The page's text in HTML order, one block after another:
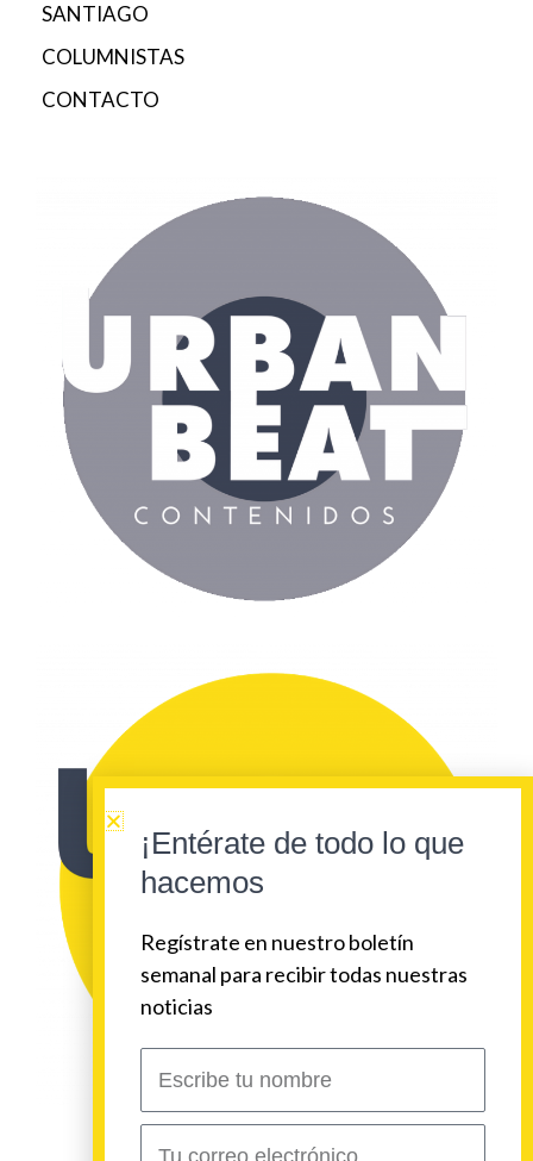
SANTIAGO
COLUMNISTAS
CONTACTO
¡Entérate de todo lo que
hacemos
Regístrate en nuestro boletín
semanal para recibir todas nuestras
noticias
nombre